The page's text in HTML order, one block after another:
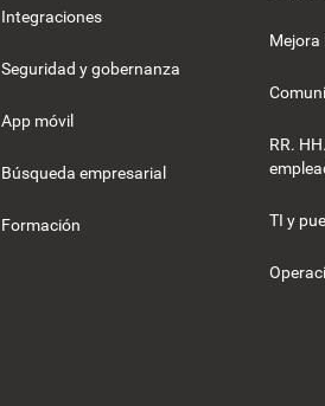
Integraciones
Seguridad y gobernanza
App móvil
Búsqueda empresarial
Formación
Mejora
RR.
TI y